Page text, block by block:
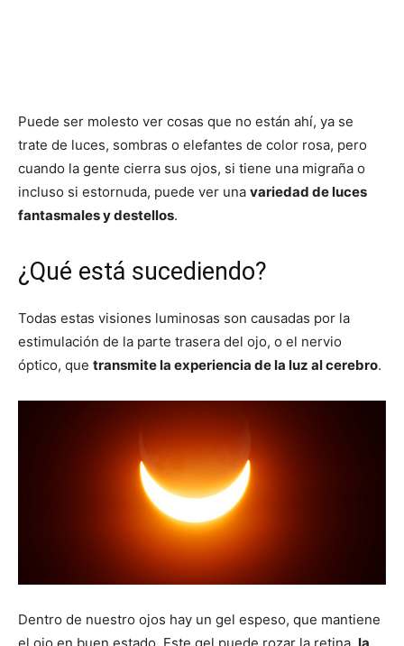
Puede ser molesto ver cosas que no están ahí, ya se
trate de luces, sombras o elefantes de color rosa, pero
cuando la gente cierra sus ojos, si tiene una migraña o
incluso si estornuda, puede ver una variedad de luces
fantasmales y destellos.
¿Qué está sucediendo?
Todas estas visiones luminosas son causadas ​​por la
estimulación de la parte trasera del ojo, o el nervio
óptico, que transmite la experiencia de la luz al cerebro.
Dentro de nuestro ojos hay un gel espeso, que mantiene